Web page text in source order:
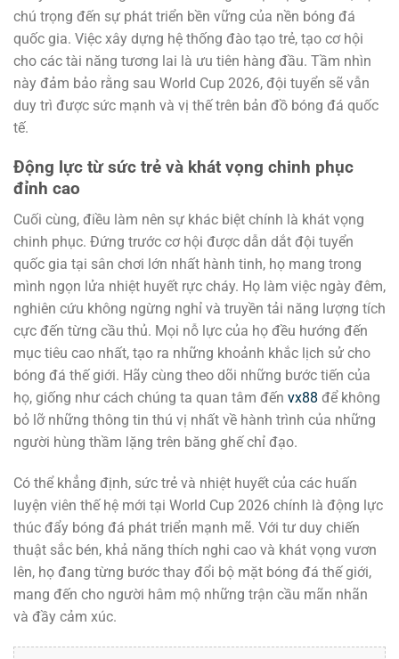
chú trọng đến sự phát triển bền vững của nền bóng đá
quốc gia. Việc xây dựng hệ thống đào tạo trẻ, tạo cơ hội
cho các tài năng tương lai là ưu tiên hàng đầu. Tầm nhìn
này đảm bảo rằng sau World Cup 2026, đội tuyển sẽ vẫn
duy trì được sức mạnh và vị thế trên bản đồ bóng đá quốc
tế.
Động lực từ sức trẻ và khát vọng chinh phục
đỉnh cao
Cuối cùng, điều làm nên sự khác biệt chính là khát vọng
chinh phục. Đứng trước cơ hội được dẫn dắt đội tuyển
quốc gia tại sân chơi lớn nhất hành tinh, họ mang trong
mình ngọn lửa nhiệt huyết rực cháy. Họ làm việc ngày đêm,
nghiên cứu không ngừng nghỉ và truyền tải năng lượng tích
cực đến từng cầu thủ. Mọi nỗ lực của họ đều hướng đến
mục tiêu cao nhất, tạo ra những khoảnh khắc lịch sử cho
bóng đá thế giới. Hãy cùng theo dõi những bước tiến của
họ, giống như cách chúng ta quan tâm đến vx88 để không
bỏ lỡ những thông tin thú vị nhất về hành trình của những
người hùng thầm lặng trên băng ghế chỉ đạo.
Có thể khẳng định, sức trẻ và nhiệt huyết của các huấn
luyện viên thế hệ mới tại World Cup 2026 chính là động lực
thúc đẩy bóng đá phát triển mạnh mẽ. Với tư duy chiến
thuật sắc bén, khả năng thích nghi cao và khát vọng vươn
lên, họ đang từng bước thay đổi bộ mặt bóng đá thế giới,
mang đến cho người hâm mộ những trận cầu mãn nhãn
và đầy cảm xúc.